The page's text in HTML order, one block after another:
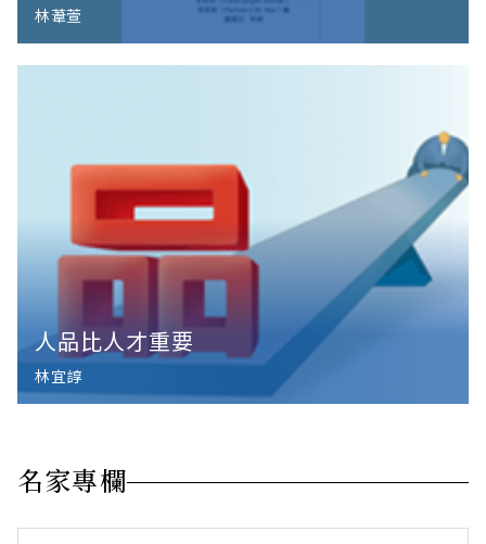
林葦萱
人品比人才重要
林宜諄
名家專欄